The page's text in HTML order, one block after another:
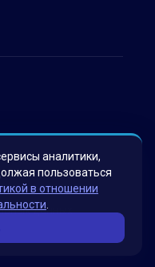
данных
аналитики,
пользоваться
в отношении